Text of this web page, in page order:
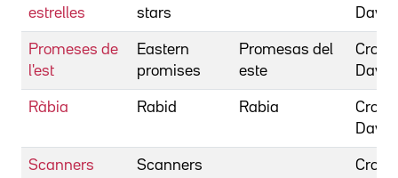
estrelles
stars
David
Promeses de
l'est
Eastern
promises
Promesas del
este
David
Ràbia Rabid Rabia
David
Scanners Scanners